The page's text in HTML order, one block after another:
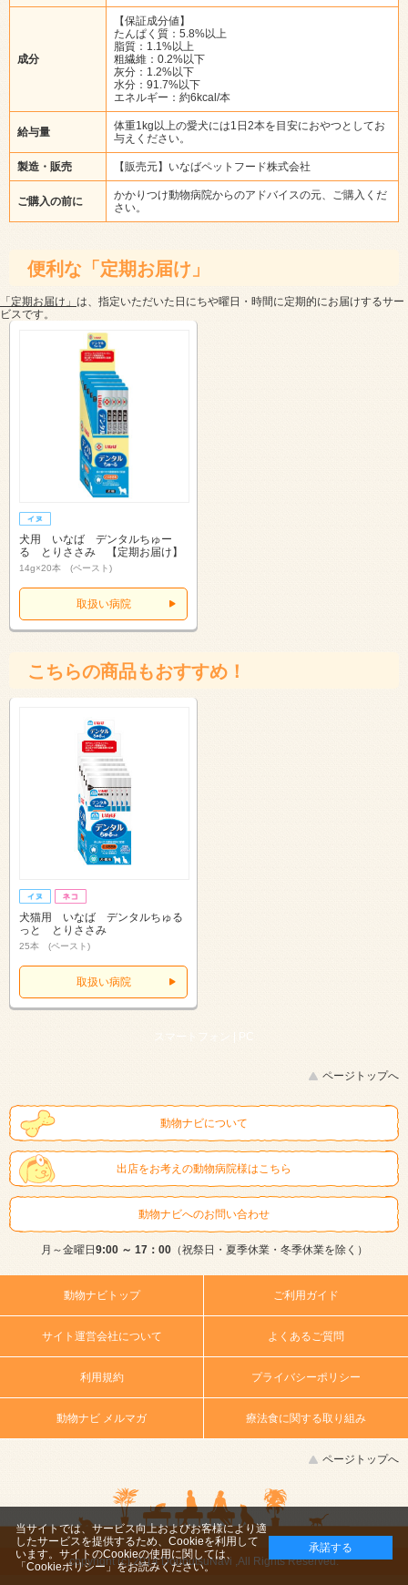
成分
【保証成分値】
たんぱく質：5.8%以上
脂質：1.1%以上
粗繊維：0.2%以下
灰分：1.2%以下
水分：91.7%以下
エネルギー：約6kcal/本
給与量
体重1kg以上の愛犬には1日2本を目安におやつとしてお
与えください。
製造・販売 【販売元】いなばペットフード株式会社
ご購入の前に
かかりつけ動物病院からのアドバイスの元、ご購入くだ
さい。
便利な「定期お届け」
「定期お届け」 は、指定いただいた日にちや曜日・時間に定期的にお届けするサー
ビスです。
犬用 いなば デンタルちゅー
る とりささみ 【定期お届け】
14g×20本 (ペースト)
取扱い病院
こちらの商品もおすすめ！
犬猫用 いなば デンタルちゅる
っと とりささみ
25本 (ペースト)
取扱い病院
スマートフォン | PC
ページトップへ
動物ナビについて
出店をお考えの動物病院様はこちら
動物ナビへのお問い合わせ
月～金曜日9:00 ～ 17：00（祝祭日・夏季休業・冬季休業を除く）
動物ナビトップ ご利用ガイド
サイト運営会社について よくあるご質問
利用規約 プライバシーポリシー
動物ナビ メルマガ 療法食に関する取り組み
ページトップへ
copyright (c) 2014 DoubutsuNavi ,All Rights Reserved.
当サイトでは、サービス向上およびお客様により適
したサービスを提供するため、Cookieを利用して
います。サイトのCookieの使用に関しては、
「Cookieポリシー」 をお読みください。
承諾する